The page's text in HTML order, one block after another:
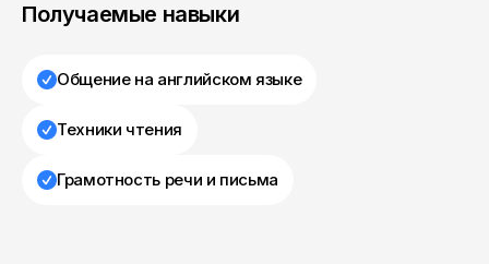
Получаемые навыки
Общение на английском языке
Техники чтения
Грамотность речи и письма